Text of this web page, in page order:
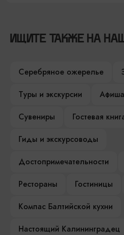
ИЩИТЕ ТАКЖЕ НА
Серебряное ожерелье
Туры и экскурсии
Сувениры
Гостевая
Гиды и экскурсоводы
Достопримечательности
Рестораны
Гостиницы
Компас Балтийской кухни
Настоящий Калининградец